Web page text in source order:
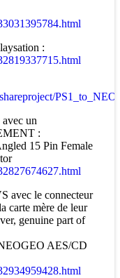
:
un
:
15 Pin Female
avec le connecteur
carte mère de leur
genuine part of
AES/CD